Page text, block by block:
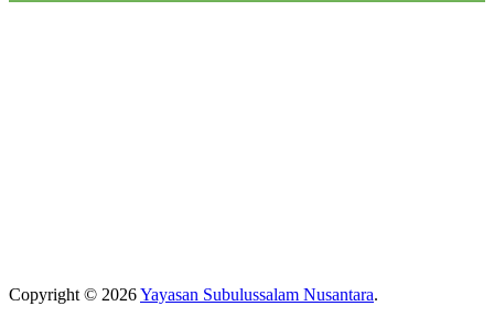
Copyright © 2026Yayasan Subulussalam Nusantara.